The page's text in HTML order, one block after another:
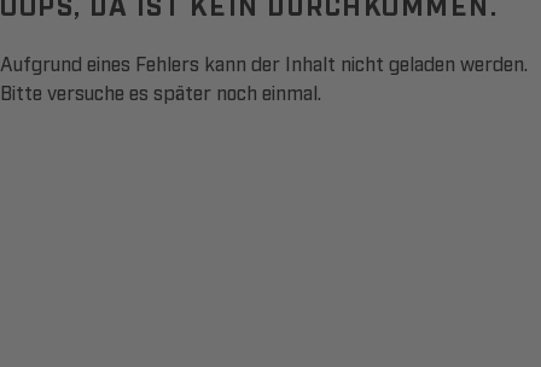
Aufgrund eines Fehlers kann der Inhalt nicht geladen werden.
Bitte versuche es später noch einmal.